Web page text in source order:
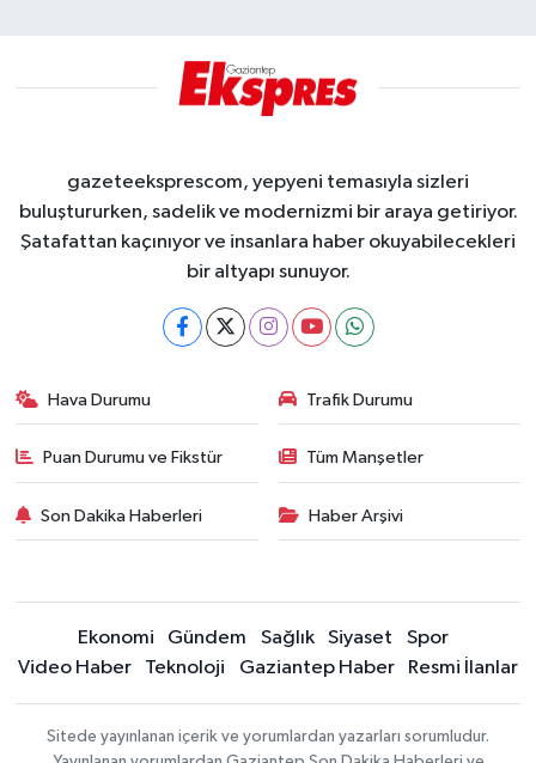
gazeteeksprescom, yepyeni temasıyla sizleri
buluştururken, sadelik ve modernizmi bir araya getiriyor.
Şatafattan kaçınıyor ve insanlara haber okuyabilecekleri
bir altyapı sunuyor.
Hava Durumu Trafik Durumu
Puan Durumu ve Fikstür Tüm Manşetler
Son Dakika Haberleri Haber Arşivi
Ekonomi Gündem Sağlık Siyaset
Spor
Video Haber
Teknoloji Gaziantep Haber Resmi İlanlar
Sitede yayınlanan içerik ve yorumlardan yazarları sorumludur.